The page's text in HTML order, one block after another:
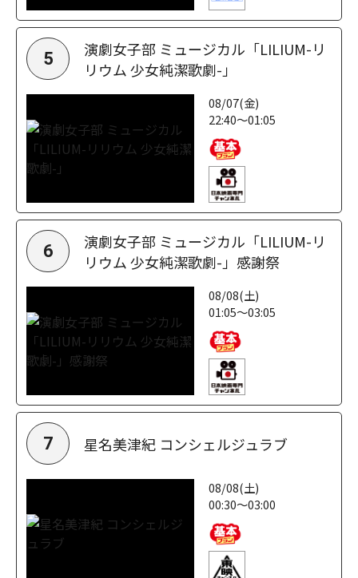
5
演劇女子部 ミュージカル「LILIUM-リ
リウム 少女純潔歌劇-」
08/07(金)
22:40～01:05
6
演劇女子部 ミュージカル「LILIUM-リ
リウム 少女純潔歌劇-」感謝祭
08/08(土)
01:05～03:05
7 星名美津紀 コンシェルジュラブ
08/08(土)
00:30～03:00